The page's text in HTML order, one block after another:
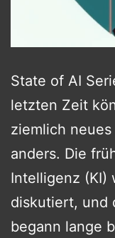
State of AI
letzten Zeit
ziemlich
anders. Die
Intelligenz (KI)
diskutiert, und
begann lange